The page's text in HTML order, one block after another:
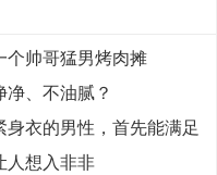
个帅哥猛男烤肉摊
、不油腻？
衣的男性，首先能满足
人想入非非